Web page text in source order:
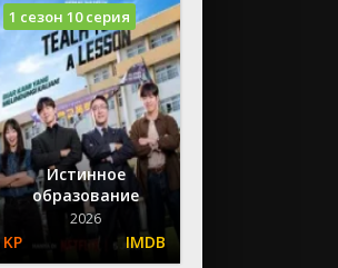
Истинное
образование
2026
1 сезон 10 серия